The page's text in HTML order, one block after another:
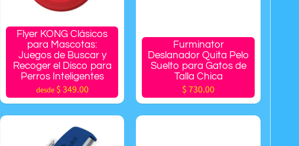
Flyer KONG Clásicos
para Mascotas:
Juegos de Buscar y
Recoger el Disco para
Perros Inteligentes
desde $ 349.00
Furminator
Deslanador Quita Pelo
Suelto para Gatos de
Talla Chica
$ 730.00